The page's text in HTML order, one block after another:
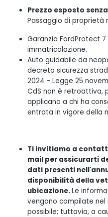
Prezzo esposto
Passaggio di proprietà
Garanzia FordProtect
immatricolazione.
Auto guidabile da
decreto sicurezza
2024 - Legge 25
CdS non è retroattiva,
applicano a chi ha
entrata in vigore della
Ti invitiamo a
mail per assicurarti
dati presenti
disponibilità della
ubicazione.Le
vengono compilate
possibile; tuttavia, a